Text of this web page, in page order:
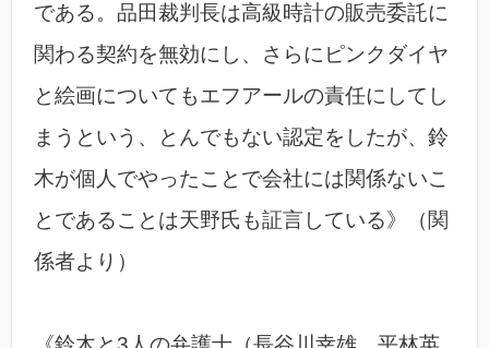
である。品田裁判長は高級時計の販売委託に
関わる契約を無効にし、さらにピンクダイヤ
と絵画についてもエフアールの責任にしてし
まうという、とんでもない認定をしたが、鈴
木が個人でやったことで会社には関係ないこ
とであることは天野氏も証言している》（関
係者より）